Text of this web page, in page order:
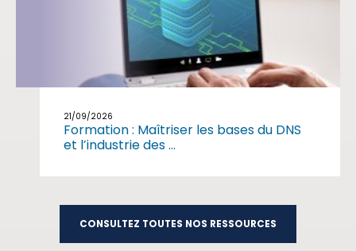
21/09/2026
Formation : Maîtriser les bases du DNS
et l’industrie des ...
CONSULTEZ TOUTES NOS RESSOURCES